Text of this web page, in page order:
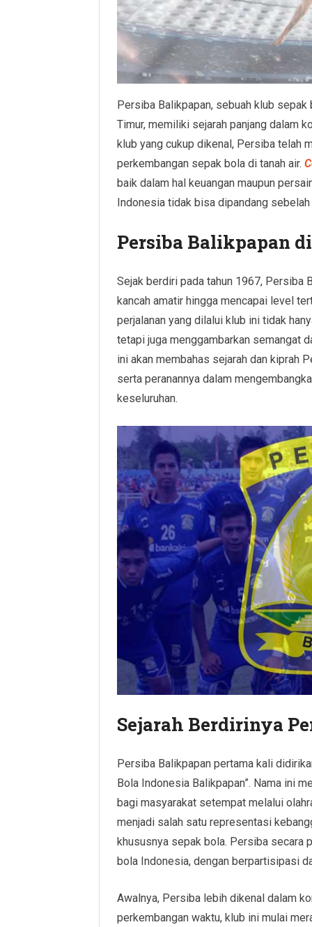
Persiba Balikpapan, sebuah klub
Timur, memiliki sejarah panjang dalam
klub yang cukup dikenal, Persiba telah
perkembangan sepak bola di tanah air.
baik dalam hal keuangan maupun
Indonesia tidak bisa dipandang sebelah
Persiba Balikpapan
Sejak berdiri pada tahun 1967, Persiba
kancah amatir hingga mencapai level
perjalanan yang dilalui klub ini tidak
tetapi juga menggambarkan semangat
ini akan membahas sejarah dan kiprah
serta peranannya dalam
keseluruhan.
Sejarah Berdirinya
Persiba Balikpapan pertama kali
Bola Indonesia Balikpapan”. Nama ini
bagi masyarakat setempat melalui
menjadi salah satu representasi
khususnya sepak bola. Persiba secara
bola Indonesia, dengan berpartisipasi
Awalnya, Persiba lebih dikenal dalam
perkembangan waktu, klub ini mulai